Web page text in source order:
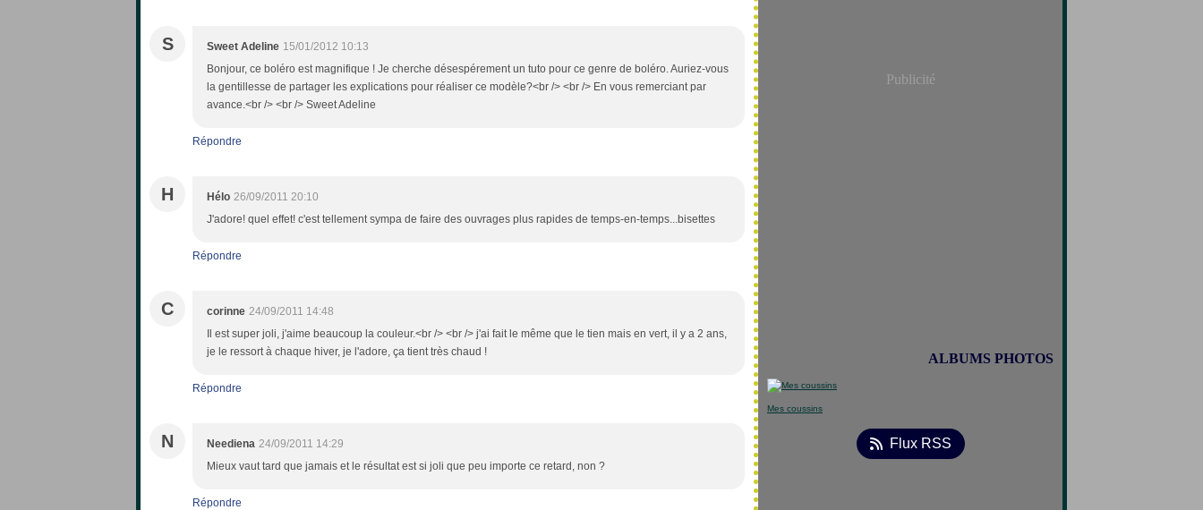
S Sweet Adeline 15/01/2012 10:13
Bonjour, ce boléro est magnifique ! Je cherche désespérement un tuto pour ce genre de boléro. Auriez-vous
la gentillesse de partager les explications pour réaliser ce modèle?<br /> <br /> En vous remerciant par
avance.<br /> <br /> Sweet Adeline
Répondre
H Hélo 26/09/2011 20:10
J'adore! quel effet! c'est tellement sympa de faire des ouvrages plus rapides de temps-en-temps...bisettes
Répondre
C corinne 24/09/2011 14:48
Il est super joli, j'aime beaucoup la couleur.<br /> <br /> j'ai fait le même que le tien mais en vert, il y a 2 ans,
je le ressort à chaque hiver, je l'adore, ça tient très chaud !
Répondre
N Neediena 24/09/2011 14:29
Mieux vaut tard que jamais et le résultat est si joli que peu importe ce retard, non ?
Répondre
Publicité
ALBUMS PHOTOS
Mes coussins
Flux RSS